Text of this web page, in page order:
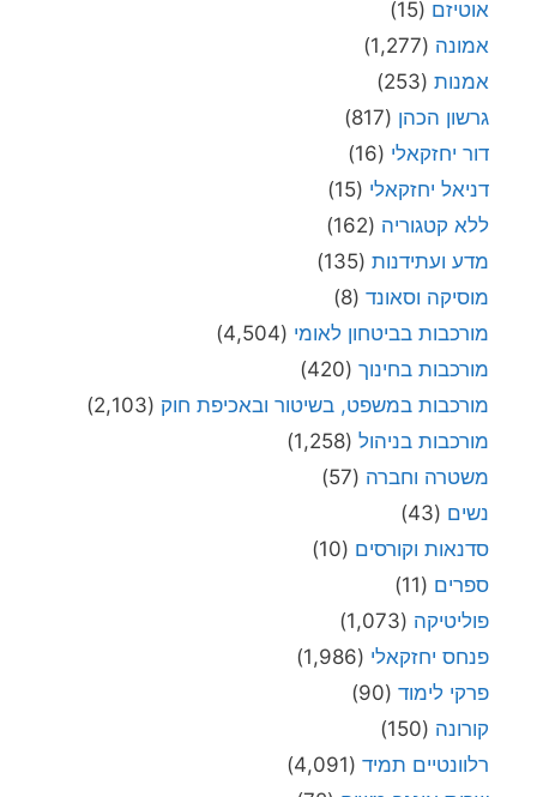
אוטיזם (15)
אמונה (1,277)
אמנות (253)
גרשון הכהן (817)
דור יחזקאלי (16)
דניאל יחזקאלי (15)
ללא קטגוריה (162)
מדע ועתידנות (135)
מוסיקה וסאונד (8)
מורכבות בביטחון לאומי (4,504)
מורכבות בחינוך (420)
מורכבות במשפט, בשיטור ובאכיפת חוק (2,103)
מורכבות בניהול (1,258)
משטרה וחברה (57)
נשים (43)
סדנאות וקורסים (10)
ספרים (11)
פוליטיקה (1,073)
פנחס יחזקאלי (1,986)
פרקי לימוד (90)
קורונה (150)
רלוונטיים תמיד (4,091)